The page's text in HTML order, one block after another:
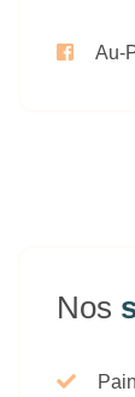
Au-
Nos